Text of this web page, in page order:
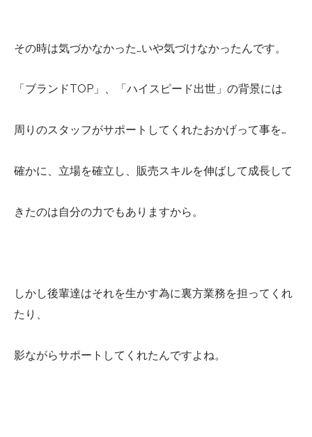
その時は気づかなかった…いや気づけなかったんです。
「ブランドTOP」、「ハイスピード出世」の背景には
周りのスタッフがサポートしてくれたおかげって事を…
確かに、立場を確立し、販売スキルを伸ばして成長して
きたのは自分の力でもありますから。
しかし後輩達はそれを生かす為に裏方業務を担ってくれ
たり、
影ながらサポートしてくれたんですよね。